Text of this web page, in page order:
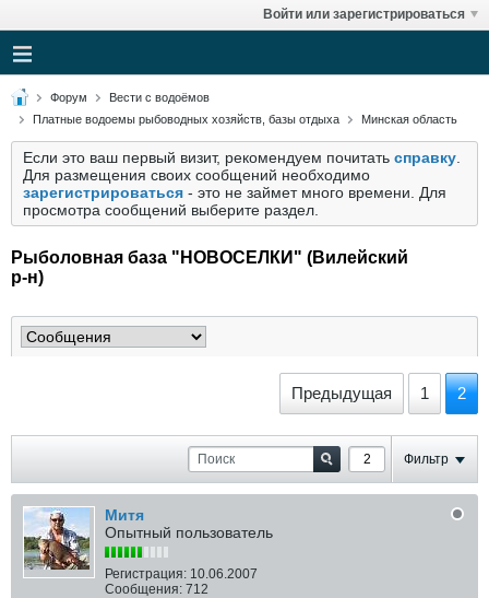
Войти или зарегистрироваться
Форум
Вести с водоёмов
Платные водоемы рыбоводных хозяйств, базы отдыха
Минская область
Если это ваш первый визит, рекомендуем почитать справку
Для размещения своих сообщений необходимо
зарегистрироваться - это не займет много времени. Для
просмотра сообщений выберите раздел.
Рыболовная база "НОВОСЕЛКИ" (Вилейский
р-н)
Предыдущая 1 2
Фильтр
Митя
Опытный пользователь
Регистрация: 10.06.2007
Сообщения: 712